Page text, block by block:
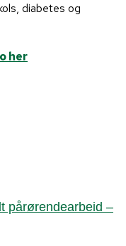
diabetes og
her
pårørendearbeid –